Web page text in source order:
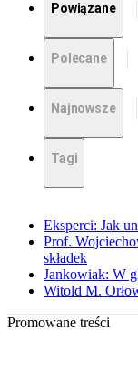
Powiązane
Polecane
Najnowsze
Tagi
Eksperci: Jak
Prof.
składek
Jankowiak: W
Witold M.
Promowane treści